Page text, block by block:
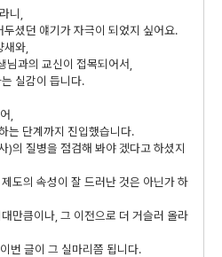
니,
셨던 얘기가 자극이 되었지 싶어요.
와,
과의 교신이 접목되어서,
실감이 듭니다.
,
는 단계까지 진입했습니다.
)의 질병을 점검해 봐야 겠다고 하셨지
도의 속성이 잘 드러난 것은 아닌가 하
만큼이나, 그 이전으로 더 거슬러 올라
번 글이 그 실마리쯤 됩니다.